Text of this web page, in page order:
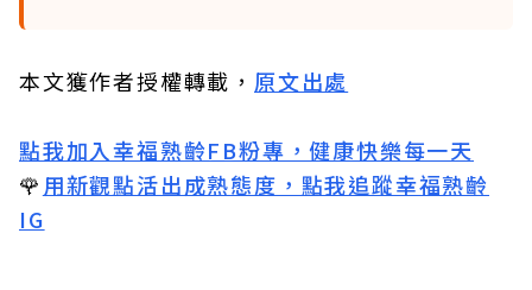
本文獲作者授權轉載， 原文出處
點我加入幸福熟齡FB粉專，健康快樂每一天
🌹 用新觀點活出成熟態度，點我追蹤幸福熟齡
IG